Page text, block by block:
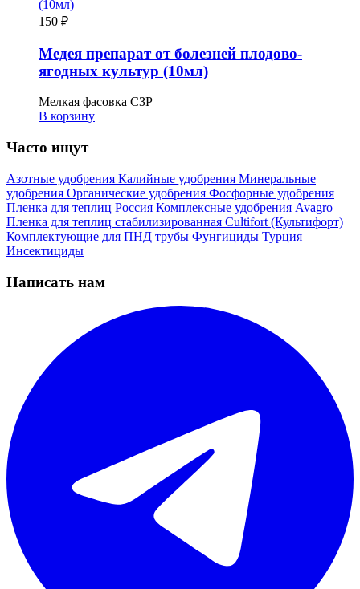
150 ₽
Медея препарат от болезней плодово-
ягодных культур (10мл)
Мелкая фасовка СЗР
В корзину
Часто ищут
Азотные удобрения Калийные удобрения Минеральные
удобрения Органические удобрения Фосфорные удобрения
Пленка для теплиц Россия Комплексные удобрения Avagro
Пленка для теплиц стабилизированная Cultifort (Культифорт)
Комплектующие для ПНД трубы Фунгициды Турция
Инсектициды
Написать нам